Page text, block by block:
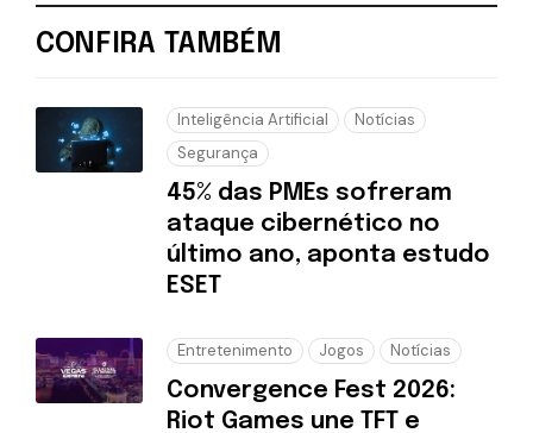
CONFIRA TAMBÉM
Inteligência Artificial
Notícias
Segurança
45% das PMEs sofreram
ataque cibernético no
último ano, aponta estudo
ESET
Entretenimento Jogos Notícias
Convergence Fest 2026:
Riot Games une TFT e